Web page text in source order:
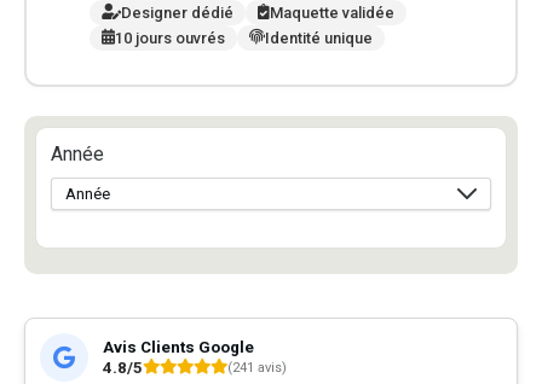
Designer dédié
Maquette validée
10 jours ouvrés
Identité unique
Année
Avis Clients Google
4.8/5
(241 avis)